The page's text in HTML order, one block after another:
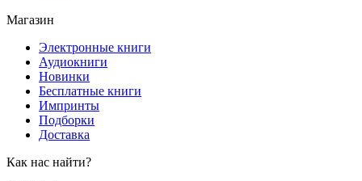
Магазин
Электронные книги
Аудиокниги
Новинки
Бесплатные книги
Импринты
Подборки
Доставка
Как нас найти?